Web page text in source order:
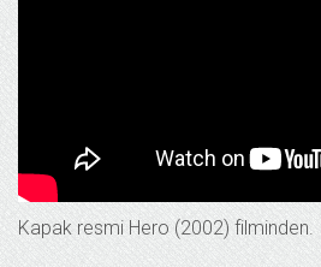
Kapak resmi Hero (2002) filminden.